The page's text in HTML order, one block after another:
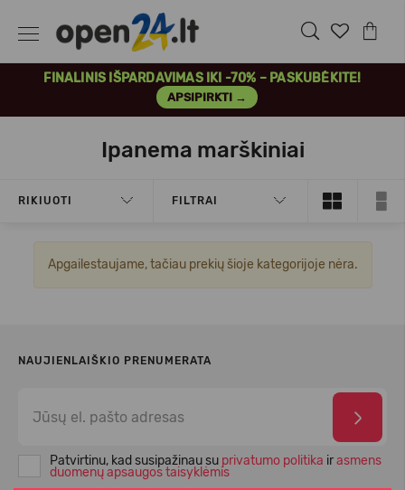
FINALINIS IŠPARDAVIMAS IKI -70% – PASKUBĖKITE!
APSIPIRKTI →
Ipanema marškiniai
RIKIUOTI FILTRAI
Apgailestaujame, tačiau prekių šioje kategorijoje nėra.
NAUJIENLAIŠKIO PRENUMERATA
Patvirtinu, kad susipažinau su privatumo politika irasmens
duomenų apsaugos taisyklėmis